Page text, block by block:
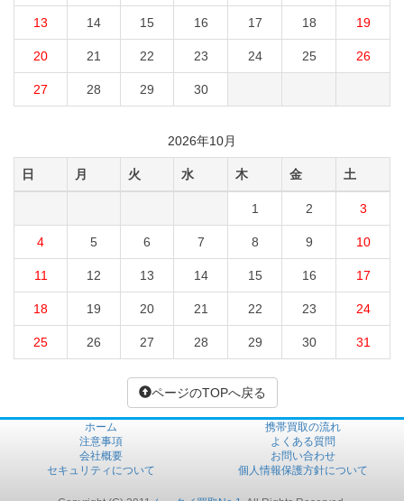
13 14 15 16 17 18 19
20 21 22 23 24 25 26
27 28 29 30
2026年10月
日 月 火 水 木 金 土
1 2 3
4 5 6 7 8 9 10
11 12 13 14 15 16 17
18 19 20 21 22 23 24
25 26 27 28 29 30 31
ページのTOPへ戻る
ホーム
携帯買取の流れ
注意事項
よくある質問
会社概要
お問い合わせ
セキュリティについて
個人情報保護方針について